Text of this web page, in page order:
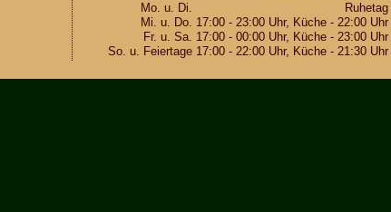
Mo. u. Di.
Mi. u. Do.
Fr. u. Sa.
So. u. Fei­er­ta­ge
Ru­he­tag
17:00 - 23:00 Uhr, Küche - 22:00 Uhr
17:00 - 00:00 Uhr, Küche - 23:00 Uhr
17:00 - 22:00 Uhr, Küche - 21:30 Uhr